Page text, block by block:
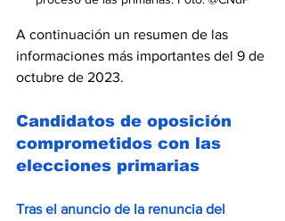
A continuación un resumen de las
informaciones más importantes del 9 de
octubre de 2023.
Candidatos de oposición
comprometidos con las
elecciones primarias
Tras el anuncio de la renuncia del